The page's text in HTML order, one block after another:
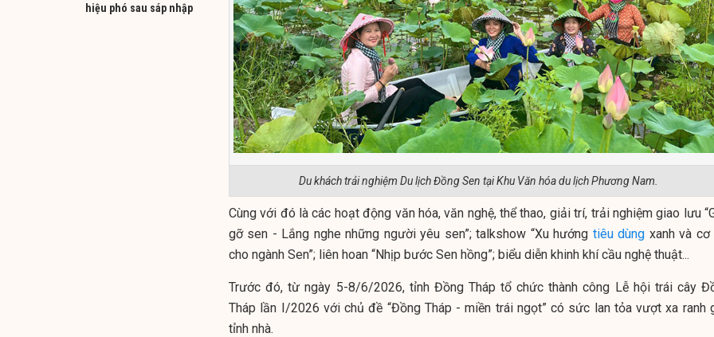
hiệu phó sau sáp nhập
Du khách trải nghiệm Du lịch Đồng Sen tại Khu Văn hóa du lịch Phương Nam.
Cùng với đó là các hoạt động văn hóa, văn nghệ, thể thao, giải trí, trải nghiệm giao lưu
gỡ sen - Lắng nghe những người yêu sen”; talkshow “Xu hướng tiêu dùng xanh và cơ
cho ngành Sen”; liên hoan “Nhịp bước Sen hồng”; biểu diễn khinh khí cầu nghệ thuật...
Trước đó, từ ngày 5-8/6/2026, tỉnh Đồng Tháp tổ chức thành công Lễ hội trái cây
Tháp lần I/2026 với chủ đề “Đồng Tháp - miền trái ngọt” có sức lan tỏa vượt xa ranh
tỉnh nhà.